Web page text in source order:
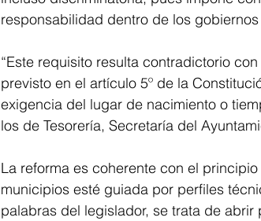
responsabilidad dentro de los
“Este requisito resulta contradictorio
previsto en el artículo 5º de la
exigencia del lugar de nacimiento o
los de Tesorería, Secretaría del
La reforma es coherente con el
municipios esté guiada por perfiles
palabras del legislador, se trata de